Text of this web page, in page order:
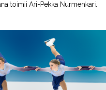
toimii Ari-Pekka Nurmenkari.